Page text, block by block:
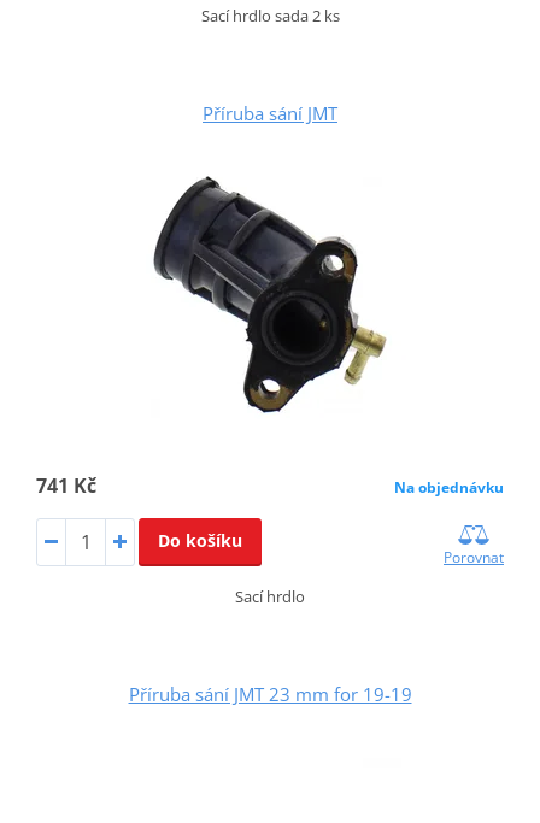
Sací hrdlo sada 2 ks
Příruba sání JMT
741 Kč Na objednávku
Do košíku
Porovnat
Sací hrdlo
Příruba sání JMT 23 mm for 19-19